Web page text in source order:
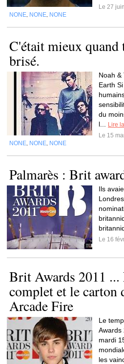
Le 27
NONE NONE NONE
C'était mieux quand
brisé.
Noah &
Earth
du
l...
Lire
Le 15
NONE NONE NONE
Palmarès : Brit
Ils
Le 16
Brit Awards 2011 ...
complet et le carton
Arcade Fire
Le
Awards
mardi
les